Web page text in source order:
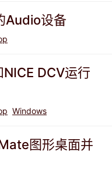
Audio设备
DCV运行
Windows
图形桌面并